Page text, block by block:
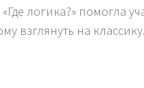
логика?» помогла
взглянуть на классику.